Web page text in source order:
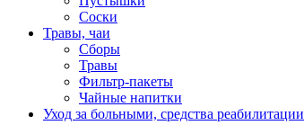
Соски
Травы, чаи
Сборы
Травы
Фильтр-пакеты
Чайные напитки
Уход за больными, средства реабилитации